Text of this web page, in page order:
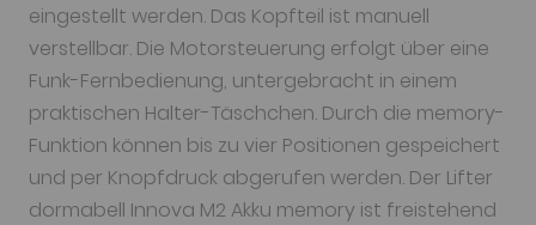
eingestellt werden. Das Kopfteil ist manuell
verstellbar. Die Motorsteuerung erfolgt über eine
Funk-Fernbedienung, untergebracht in einem
praktischen Halter-Täschchen. Durch die memory-
Funktion können bis zu vier Positionen gespeichert
und per Knopfdruck abgerufen werden. Der Lifter
dormabell Innova M2 Akku memory ist freistehend